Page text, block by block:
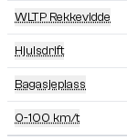
WLTP Rekkevidde
Hjulsdrift
Bagasjeplass
0-100 km/t